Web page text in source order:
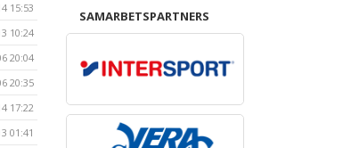
15:53
10:24
20:04
20:35
17:22
01:41
SAMARBETSPARTNERS